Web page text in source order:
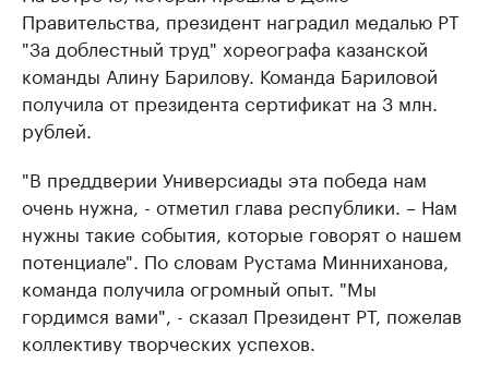
Правительства, президент наградил медалью РТ
"За доблестный труд" хореографа казанской
команды Алину Барилову. Команда Бариловой
получила от президента сертификат на 3 млн.
рублей.
"В преддверии Универсиады эта победа нам
очень нужна, - отметил глава республики. – Нам
нужны такие события, которые говорят о нашем
потенциале". По словам Рустама Минниханова,
команда получила огромный опыт. "Мы
гордимся вами", - сказал Президент РТ, пожелав
коллективу творческих успехов.